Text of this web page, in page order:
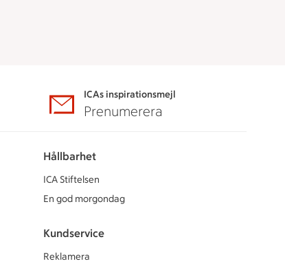
ICAs inspirationsmejl
Prenumerera
Hållbarhet
ICA Stiftelsen
En god morgondag
Kundservice
Reklamera